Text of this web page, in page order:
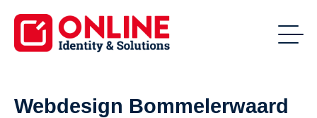
Webdesign Bommelerwaard